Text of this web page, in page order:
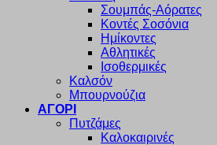
Σουμπάς-Αόρατες
Κοντές Σοσόνια
Ημίκοντες
Αθλητικές
Ισοθερμικές
Καλσόν
Μπουρνούζια
ΑΓΟΡΙ
Πυτζάμες
Καλοκαιρινές